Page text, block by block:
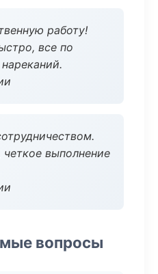
работу!
все по
выполнение
вопросы